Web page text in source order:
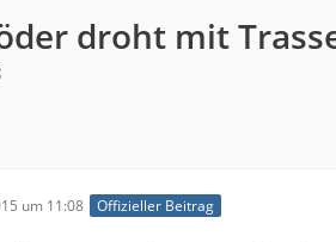
droht mit
um 11:08 Offizieller Beitrag